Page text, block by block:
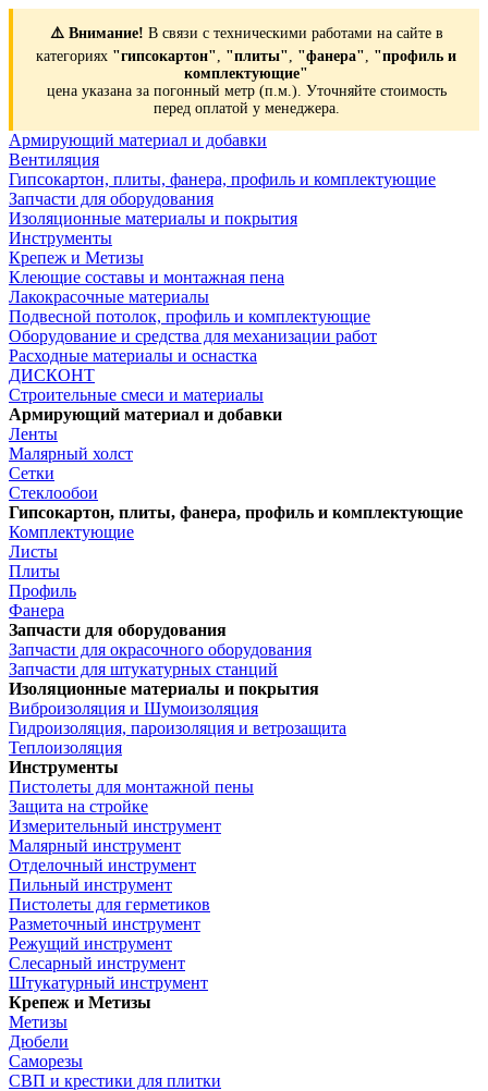
⚠️ Внимание! В связи с техническими работами на сайте в
категориях "гипсокартон", "плиты", "фанера", "профиль и
комплектующие"
цена указана за погонный метр (п.м.). Уточняйте стоимость
перед оплатой у менеджера.
Армирующий материал и добавки
Вентиляция
Гипсокартон, плиты, фанера, профиль и комплектующие
Запчасти для оборудования
Изоляционные материалы и покрытия
Инструменты
Крепеж и Метизы
Клеющие составы и монтажная пена
Лакокрасочные материалы
Подвесной потолок, профиль и комплектующие
Оборудование и средства для механизации работ
Расходные материалы и оснастка
ДИСКОНТ
Строительные смеси и материалы
Армирующий материал и добавки
Ленты
Малярный холст
Сетки
Стеклообои
Гипсокартон, плиты, фанера, профиль и комплектующие
Комплектующие
Листы
Плиты
Профиль
Фанера
Запчасти для оборудования
Запчасти для окрасочного оборудования
Запчасти для штукатурных станций
Изоляционные материалы и покрытия
Виброизоляция и Шумоизоляция
Гидроизоляция, пароизоляция и ветрозащита
Теплоизоляция
Инструменты
Пистолеты для монтажной пены
Защита на стройке
Измерительный инструмент
Малярный инструмент
Отделочный инструмент
Пильный инструмент
Пистолеты для герметиков
Разметочный инструмент
Режущий инструмент
Слесарный инструмент
Штукатурный инструмент
Крепеж и Метизы
Метизы
Дюбели
Саморезы
СВП и крестики для плитки